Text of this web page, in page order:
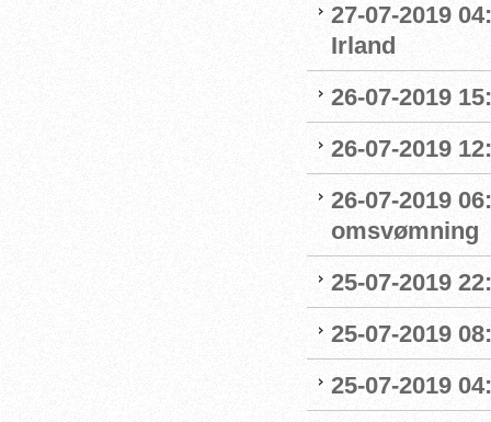
27-07-2019
Irland
26-07-2019
26-07-2019
26-07-2019
omsvømning
25-07-2019
25-07-2019
25-07-2019